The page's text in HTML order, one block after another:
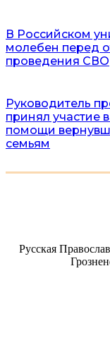
В Российском
молебен перед
проведения СВО
Руководитель
принял участие
помощи
семьям
Русская